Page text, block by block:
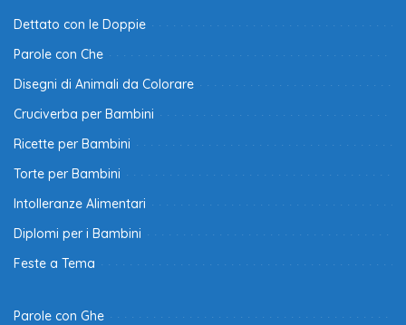
Dettato con le Doppie
Parole con Che
Disegni di Animali da Colorare
Cruciverba per Bambini
Ricette per Bambini
Torte per Bambini
Intolleranze Alimentari
Diplomi per i Bambini
Feste a Tema
Parole con Ghe